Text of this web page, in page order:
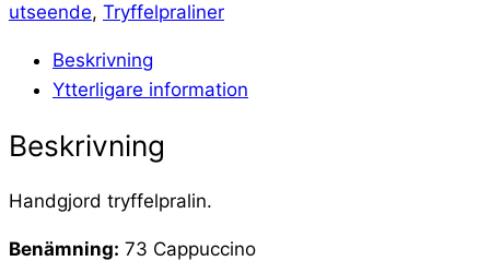
utseende, Tryffelpraliner
Beskrivning
Ytterligare information
Beskrivning
Handgjord tryffelpralin.
Benämning: 73 Cappuccino